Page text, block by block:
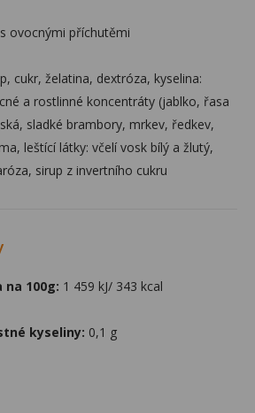
ovocnými příchutěmi
cukr, želatina, dextróza, kyselina:
a rostlinné koncentráty (jablko, řasa
sladké brambory, mrkev, ředkev,
leštící látky: včelí vosk bílý a žlutý,
sirup z invertního cukru
100g: 1 459 kJ/ 343 kcal
kyseliny: 0,1 g